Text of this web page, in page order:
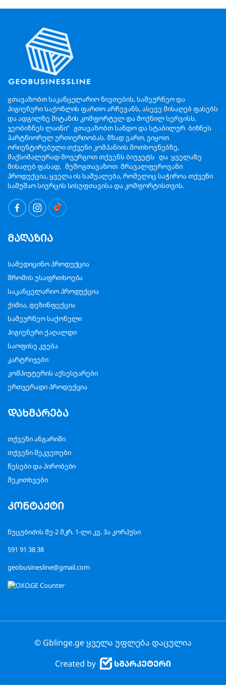
გთავაზობთ საკანცელარიო ნივთების, სამეურნეო და
ჰიგიენური საქონლის ფართო არჩევანს, ასევე მისაღებ ფასებს
და ადგილზე მიტანის კომფორტულ და მოქნილ სერვისს.
ჯეობიზნეს ლაინი“ გთავაზობთ სანდო და სტაბილურ ბიზნეს
პარტნიორულ ურთიერთობას. მზად ვართ, ვიყოთ
ორიენტირებული თქვენი კომპანიის მოთხოვნებზე,
მაქსიმალურად მოვერგოთ თქვენს ბიუჯეტს და ყველაზე
მისაღებ ფასად, შემოგთავაზოთ მრავალფეროვანი
პროდუქცია, ყველა ის საშუალება, რომელიც საჭიროა თქვენი
სამუშაო სივრცის სისუფთავისა და კომფორტისთვის.
მაღაზია
სამედიცინო პროდუქცია
შრომის უსაფრთხოება
საკანცელარიო პროდუქცია
ქიმია, დეზინფექცია
სამეურნეო საქონელი
ჰიგიენური ქაღალდი
საოფისე კვება
კარტრიჯები
კომპიუტერის აქსესუარები
ერთჯერადი პროდუქცია
დახმარება
თქვენი ანგარიში
თქვენი შეკვეთები
წესები და პირობები
შეკითხვები
კონტაქტი
ნუცუბიძის მე-2 მკრ. 1-ლი კვ. 3ა კორპუსი
591 91 38 38
geobusinesline@gmail.com
© Gblinge.ge ყველა უფლება დაცულია